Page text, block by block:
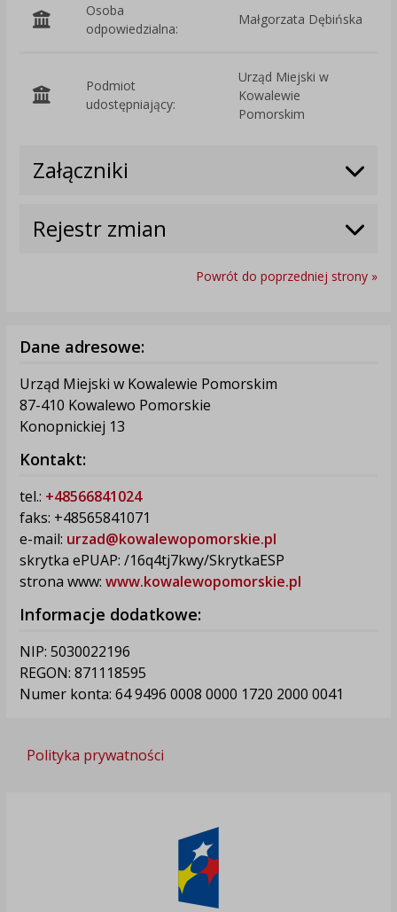
Osoba
odpowiedzialna:
Małgorzata Dębińska
Podmiot
udostępniający:
Urząd Miejski w
Kowalewie
Pomorskim
Załączniki
Rejestr zmian
Powrót do poprzedniej strony »
Dane adresowe:
Urząd Miejski w Kowalewie Pomorskim
87-410 Kowalewo Pomorskie
Konopnickiej 13
Kontakt:
tel.: +48566841024
faks: +48565841071
e-mail: urzad@kowalewopomorskie.pl
skrytka ePUAP: /16q4tj7kwy/SkrytkaESP
strona www: www.kowalewopomorskie.pl
Informacje dodatkowe:
NIP: 5030022196
REGON: 871118595
Numer konta: 64 9496 0008 0000 1720 2000 0041
Polityka prywatności